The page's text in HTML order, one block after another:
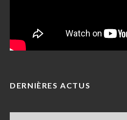
DERNIÈRES ACTUS